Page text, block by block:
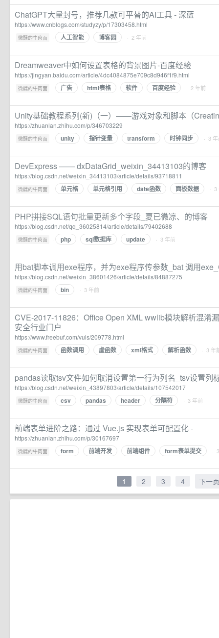
ChatGPT大量封号，推荐几款可平替的AI工具 - 深蓝
https://www.cnblogs.com/studyzy/p/17303458.html
微醺的牛肉面 · 人工智能 博客园 · 2 年前
Dreamweaver中如何设置表格的背景图片-百度经验
https://jingyan.baidu.com/article/4dc4084875e709c8d946f1f9.html
微醺的牛肉面 · 广告 html表格 软件 百度经验 · 2 年前
Unity基础教程系列(新)（一）——游戏对象和脚本（
https://zhuanlan.zhihu.com/p/346703229
微醺的牛肉面 · unity 指针变量 transform 时钟同步 · 3
DevExpress —— dxDataGrid_weixin_34413103的博客
https://blog.csdn.net/weixin_34413103/article/details/93718811
微醺的牛肉面 · 单元格 单元格引用 date函数 面板数据 · 3
PHP拼接SQL语句批量更新多个字段_夏已微凉、的博客
https://blog.csdn.net/qq_36025814/article/details/79402688
微醺的牛肉面 · php sql数据库 update · 3 年前
用bat脚本调用exe程序，并为exe程序传参数_bat 调用
https://blog.csdn.net/weixin_38601426/article/details/84887275
微醺的牛肉面 · bin · 3 年前
CVE-2017-11826：Office Open XML wwlib模块解析混淆
安全行业门户
https://www.freebuf.com/vuls/209778.html
微醺的牛肉面 · 函数调用 虚函数 xml格式 解析函数 · 3 年
pandas读取tsv文件如何取消设置第一行为列名_tsv设置列
https://blog.csdn.net/weixin_43897803/article/details/107542017
微醺的牛肉面 · csv pandas header 分隔符 · 3 年前
前端表单进阶之路：通过 Vue.js 实现表单可配置化 -
https://zhuanlan.zhihu.com/p/30167697
微醺的牛肉面 · form 前端开发 前端组件 form表单提交 ·
1 2 3 4 下一页